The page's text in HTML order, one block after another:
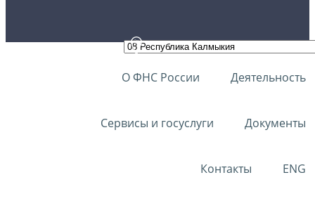
О ФНС России Деятельность
Сервисы и госуслуги Документы
Контакты ENG